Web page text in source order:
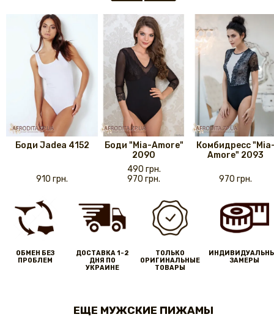
Боди Jadea 4152
910 грн.
Боди "Mia-Amore"
2090
490 грн.
970 грн.
Комбидресс
Amore" 2093
970 грн.
ОБМЕН БЕЗ
ПРОБЛЕМ
ДОСТАВКА 1-2
ДНЯ ПО
УКРАИНЕ
ТОЛЬКО
ОРИГИНАЛЬНЫЕ
ТОВАРЫ
ЗАМЕРЫ
ЕЩЕ МУЖСКИЕ ПИЖАМЫ